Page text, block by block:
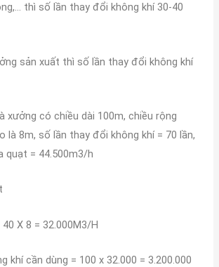
thì số lần thay đổi không khí 30-40
sản xuất thì số lần thay đổi không khí
xưởng có chiều dài 100m, chiều rộng
là 8m, số lần thay đổi không khí = 70 lần,
quạt = 44.500m3/h
X 8 = 32.000M3/H
khí cần dùng = 100 x 32.000 = 3.200.000